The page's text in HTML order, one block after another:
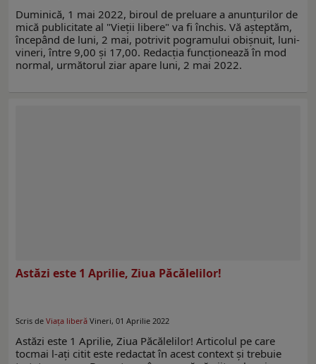
Duminică, 1 mai 2022, biroul de preluare a anunţurilor de
mică publicitate al "Vieţii libere" va fi închis. Vă aşteptăm,
începând de luni, 2 mai, potrivit pogramului obişnuit, luni-
vineri, între 9,00 şi 17,00. Redacţia funcţionează în mod
normal, următorul ziar apare luni, 2 mai 2022.
Astăzi este 1 Aprilie, Ziua Păcălelilor!
Scris de Viaţa liberă Vineri, 01 Aprilie 2022
Astăzi este 1 Aprilie, Ziua Păcălelilor! Articolul pe care
tocmai l-ați citit este redactat în acest context şi trebuie